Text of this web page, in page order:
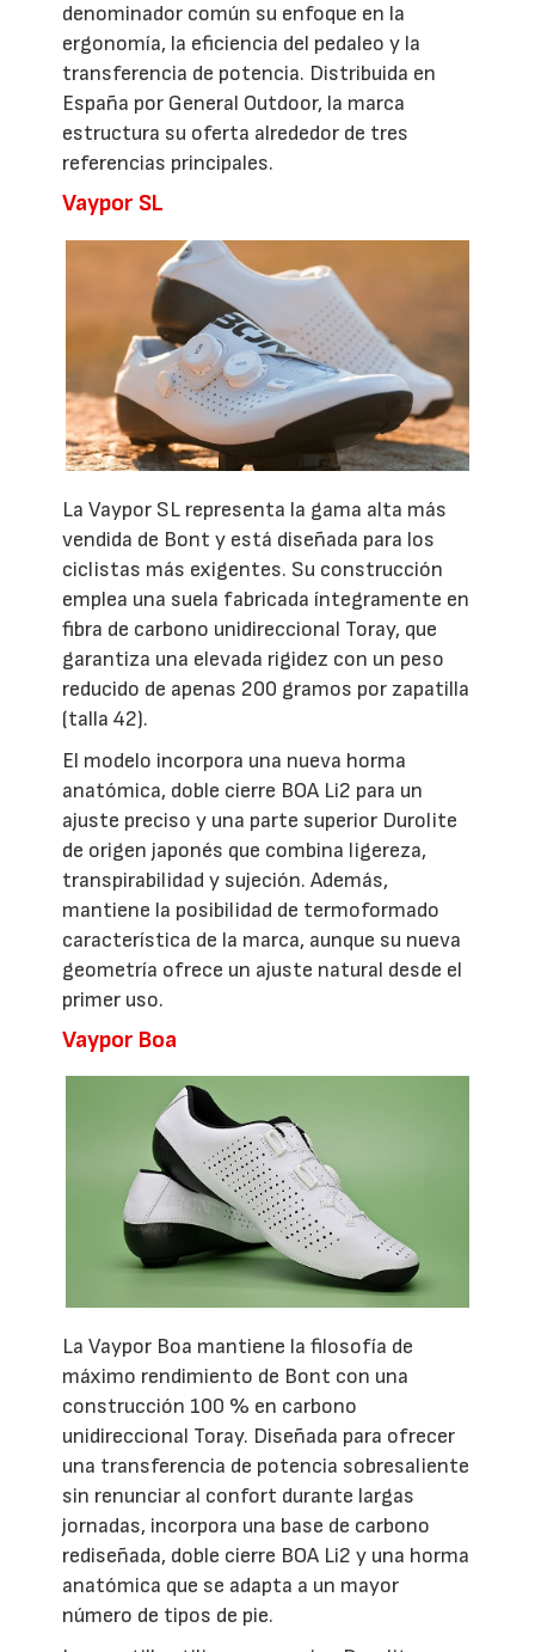
denominador común su enfoque en la
ergonomía, la eficiencia del pedaleo y la
transferencia de potencia. Distribuida en
España por General Outdoor, la marca
estructura su oferta alrededor de tres
referencias principales.
Vaypor SL
La Vaypor SL representa la gama alta más
vendida de Bont y está diseñada para los
ciclistas más exigentes. Su construcción
emplea una suela fabricada íntegramente en
fibra de carbono unidireccional Toray, que
garantiza una elevada rigidez con un peso
reducido de apenas 200 gramos por zapatilla
(talla 42).
El modelo incorpora una nueva horma
anatómica, doble cierre BOA Li2 para un
ajuste preciso y una parte superior Durolite
de origen japonés que combina ligereza,
transpirabilidad y sujeción. Además,
mantiene la posibilidad de termoformado
característica de la marca, aunque su nueva
geometría ofrece un ajuste natural desde el
primer uso.
Vaypor Boa
La Vaypor Boa mantiene la filosofía de
máximo rendimiento de Bont con una
construcción 100 % en carbono
unidireccional Toray. Diseñada para ofrecer
una transferencia de potencia sobresaliente
sin renunciar al confort durante largas
jornadas, incorpora una base de carbono
rediseñada, doble cierre BOA Li2 y una horma
anatómica que se adapta a un mayor
número de tipos de pie.